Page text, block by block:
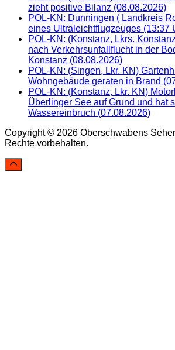
zieht positive Bilanz (08.08.2026)
POL-KN: Dunningen ( Landkreis
eines Ultraleichtflugzeuges (13:37
POL-KN: (Konstanz, Lkrs.
nach Verkehrsunfallflucht in der
Konstanz (08.08.2026)
POL-KN: (Singen, Lkr. KN)
Wohngebäude geraten in Brand
POL-KN: (Konstanz, Lkr. KN)
Überlinger See auf Grund und hat
Wassereinbruch (07.08.2026)
Copyright © 2026 Oberschwabens
Rechte vorbehalten.